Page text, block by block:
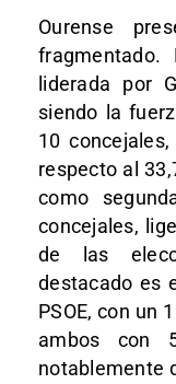
Ourense
fragmentado.
liderada por
siendo la
10
respecto al
como
concejales,
de las
destacado es
PSOE, con un
ambos con
notablemente